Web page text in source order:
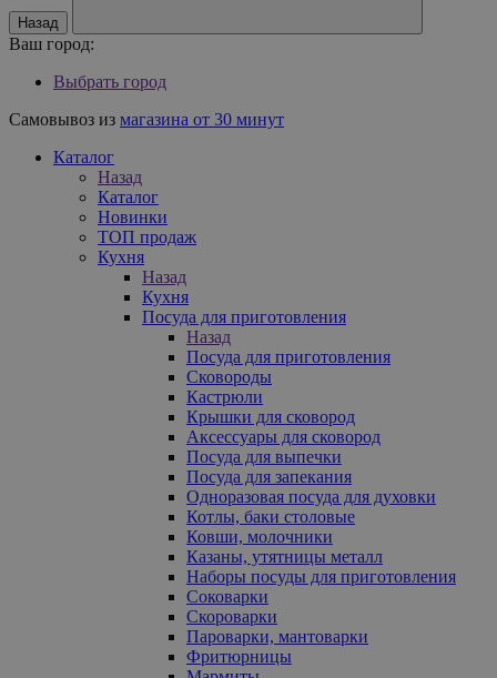
Назад
Ваш город:
Выбрать город
Самовывоз из магазина от 30 минут
Каталог
Назад
Каталог
Новинки
ТОП продаж
Кухня
Назад
Кухня
Посуда для приготовления
Назад
Посуда для приготовления
Сковороды
Кастрюли
Крышки для сковород
Аксессуары для сковород
Посуда для выпечки
Посуда для запекания
Одноразовая посуда для духовки
Котлы, баки столовые
Ковши, молочники
Казаны, утятницы металл
Наборы посуды для приготовления
Соковарки
Скороварки
Пароварки, мантоварки
Фритюрницы